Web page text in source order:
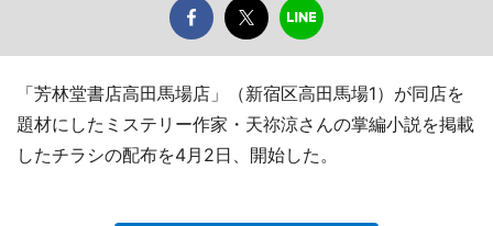
「芳林堂書店高田馬場店」（新宿区高田馬場1）が同店を
題材にしたミステリー作家・天祢涼さんの掌編小説を掲載
したチラシの配布を4月2日、開始した。